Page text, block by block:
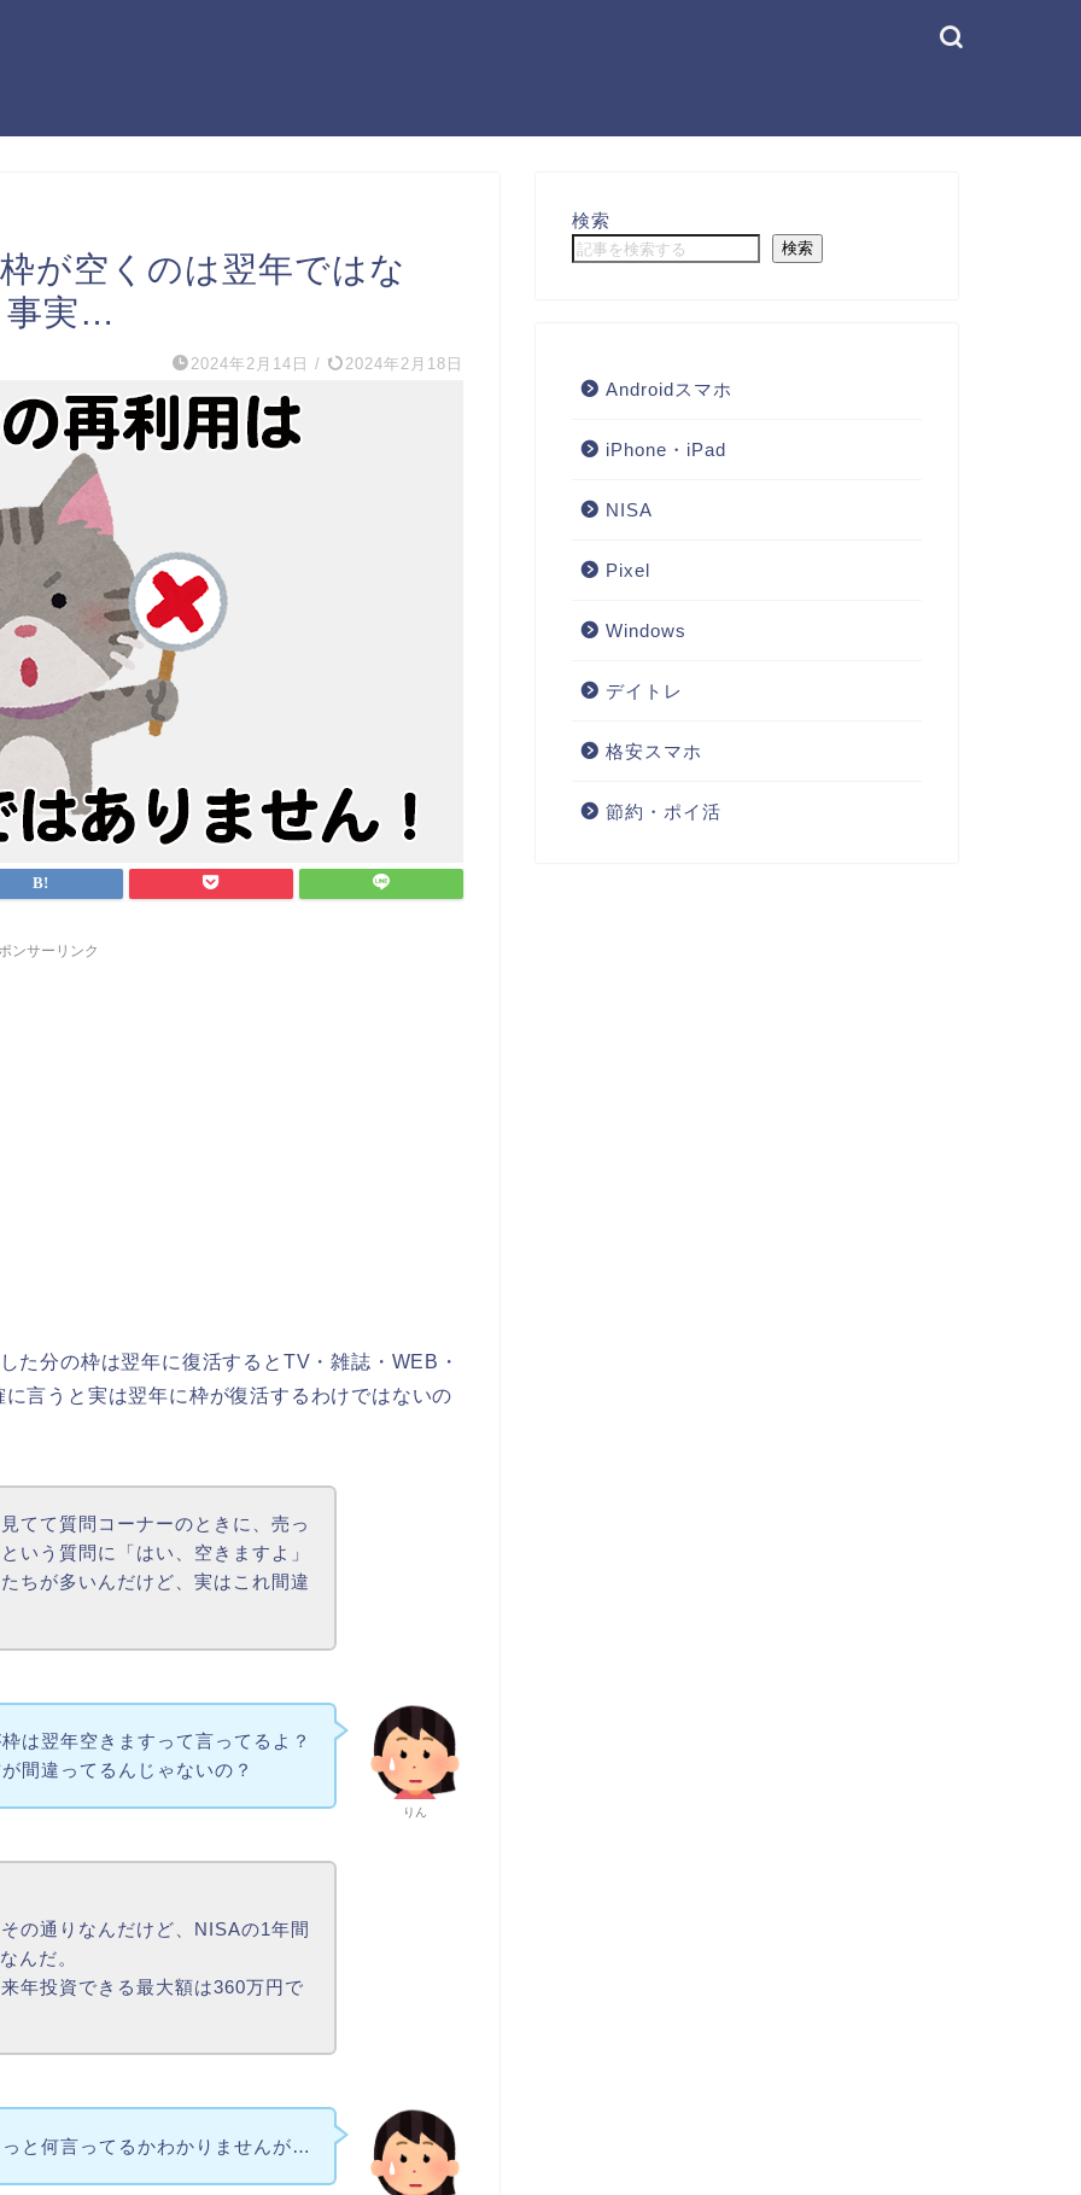
が空くのは翌年ではな
事実…
2024年2月14日 / 2024年2月18日
ンサーリンク
た分の枠は翌年に復活するとTV・雑誌・WEB・
言うと実は翌年に枠が復活するわけではないの
てて質問コーナーのときに、売っ
いう質問に「はい、空きますよ」
ちが多いんだけど、実はこれ間違
りん
は翌年空きますって言ってるよ？
間違ってるんじゃないの？
の通りなんだけど、NISAの1年間
んだ。
年投資できる最大額は360万円で
と何言ってるかわかりませんが…
検索
検索
Androidスマホ
iPhone・iPad
NISA
Pixel
Windows
デイトレ
格安スマホ
節約・ポイ活